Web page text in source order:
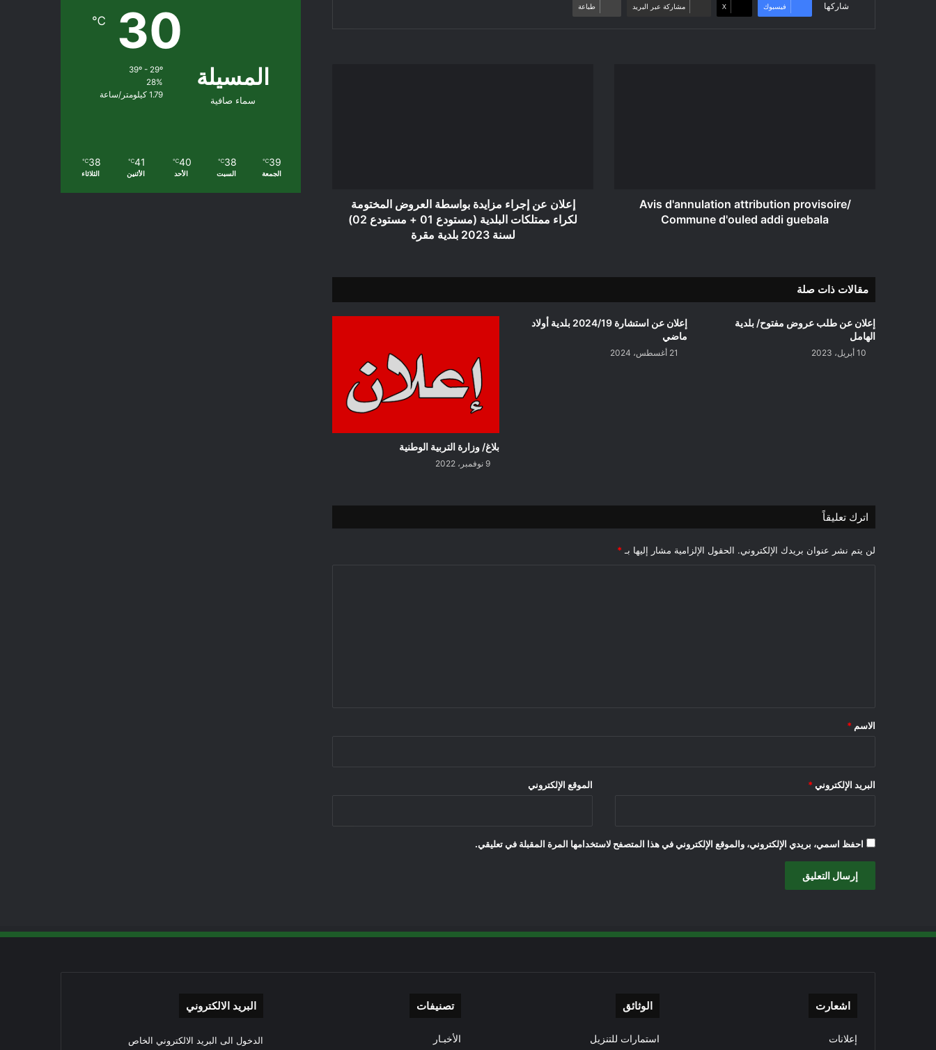
شاركها فيسبوك ‫X مشاركة عبر البريد طباعة
Avis d'annulation attribution provisoire/
Commune d'ouled addi guebala
البلدية
(مستودع
02)
2023
بلدية
إعلان عن إجراء مزايدة بواسطة العروض المختومة
لكراء ممتلكات البلدية (مستودع 01 + مستودع 02)
لسنة 2023 بلدية مقرة
مقالات ذات صلة
إعلان عن طلب عروض مفتوح/ بلدية
الهامل
10 أبريل، 2023
إعلان عن استشارة 2024/19 بلدية أولاد
ماضي
21 أغسطس، 2024
بلاغ/ وزارة التربية الوطنية
9 نوفمبر، 2022
اترك تعليقاً
لن يتم نشر عنوان بريدك الإلكتروني. الحقول الإلزامية مشار إليها بـ *
*
الاسم *
البريد الإلكتروني * الموقع الإلكتروني
احفظ اسمي، بريدي الإلكتروني، والموقع الإلكتروني في هذا المتصفح لاستخدامها المرة المقبلة في تعليقي.
المسيلة
سماء صافية
30
℃
39º - 29º
28%
1.79 كيلومتر/ساعة
39
℃
الجمعة
38
℃
السبت
40
℃
الأحد
41
℃
الأثنين
38
℃
الثلاثاء
اشعارت
إعلانات
الوثائق
استمارات للتنزيل
تصنيفات
الأخبـار
البريد الالكتروني
الدخول الى البريد الالكتروني الخاص